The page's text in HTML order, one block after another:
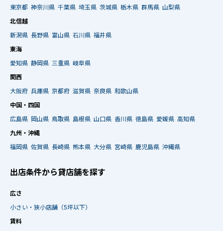
東京都 神奈川県 千葉県 埼玉県 茨城県 栃木県 群馬県 山梨県
北信越
新潟県 長野県 富山県 石川県 福井県
東海
愛知県 静岡県 三重県 岐阜県
関西
大阪府 兵庫県 京都府 滋賀県 奈良県 和歌山県
中国・四国
広島県 岡山県 鳥取県 島根県 山口県 香川県 徳島県 愛媛県 高知県
九州・沖縄
福岡県 佐賀県 長崎県 熊本県 大分県 宮崎県 鹿児島県 沖縄県
出店条件から貸店舗を探す
広さ
小さい・狭小店舗（5坪以下）
賃料